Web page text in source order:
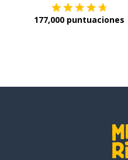
177,000 puntuaciones